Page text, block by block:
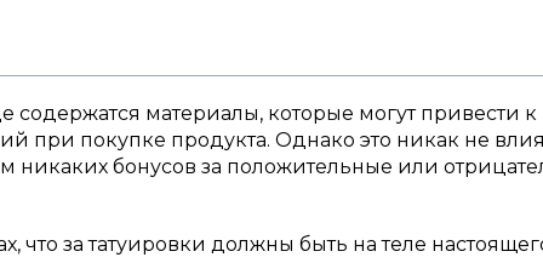
содержатся материалы, которые могут привести к
при покупке продукта. Однако это никак не
бонусов за положительные или
что за татуировки должны быть на теле